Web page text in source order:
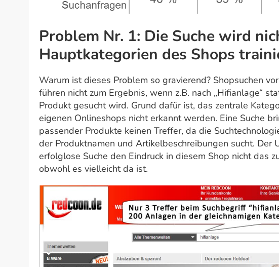
Problem Nr. 1: Die Suche wird
Hauptkategorien des Shops
Warum ist dieses Problem so gravierend? Shopsuchen
führen nicht zum Ergebnis, wenn z.B. nach „Hifianlage“
Produkt gesucht wird. Grund dafür ist, das zentrale
eigenen Onlineshops nicht erkannt werden. Eine Suche
passender Produkte keinen Treffer, da die
der Produktnamen und Artikelbeschreibungen sucht. Der
erfolglose Suche den Eindruck in diesem Shop nicht das
obwohl es vielleicht da ist.